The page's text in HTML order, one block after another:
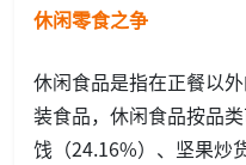
休闲零食之争
休闲食品是指在正餐以
装食品，休闲食品按品
饯（24.16%）、坚果炒